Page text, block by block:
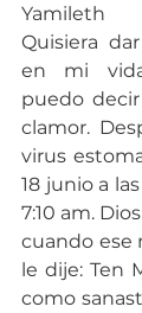
Yamileth
Quisiera
en mi
puedo
clamor.
virus
18 junio a
7:10 am.
cuando ese
le dije: Ten
como